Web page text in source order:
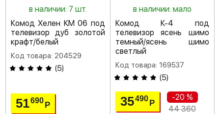
в наличии: 7 шт.
Комод Хелен КМ 06 под
телевизор дуб золотой
крафт/белый
Код товара: 204529
(5)
51690Р
в наличии: мало
Комод К-4 под
телевизор ясень шимо
темный/ясень шимо
светлый
Код товара: 169537
(5)
35490 Р
-20 %
44 360